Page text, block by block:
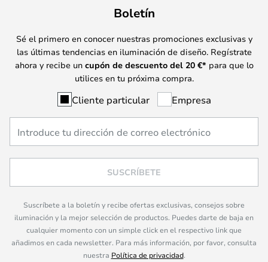
Boletín
Sé el primero en conocer nuestras promociones exclusivas y
las últimas tendencias en iluminación de diseño. Regístrate
ahora y recibe un cupón de descuento del 20 €* para que lo
utilices en tu próxima compra.
Cliente particular Empresa
SUSCRÍBETE
Suscríbete a la boletín y recibe ofertas exclusivas, consejos sobre
iluminación y la mejor selección de productos. Puedes darte de baja en
cualquier momento con un simple click en el respectivo link que
añadimos en cada newsletter. Para más información, por favor, consulta
nuestra Política de privacidad.